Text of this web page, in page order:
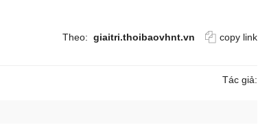
Theo: giaitri.thoibaovhnt.vn copy link
Tác giả: